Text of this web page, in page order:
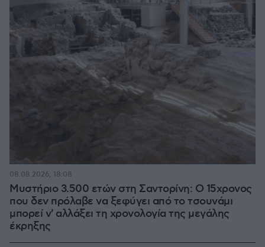
Μυστήριο 3.500 ετών στη Σαντορίνη: Ο 15χρονος
που δεν πρόλαβε να ξεφύγει από το τσουνάμι
μπορεί ν' αλλάξει τη χρονολογία της μεγάλης
έκρηξης
08.08.2026, 18:08